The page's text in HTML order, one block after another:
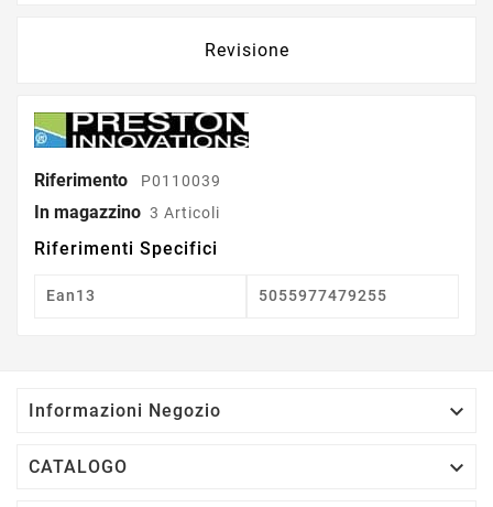
Revisione
Riferimento P0110039
In magazzino 3 Articoli
Riferimenti Specifici
Ean13 5055977479255
Informazioni Negozio 
CATALOGO 